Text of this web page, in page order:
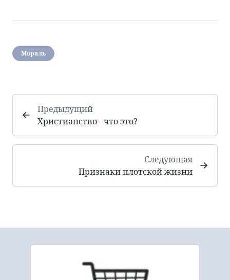
Мораль
Предыдущий
Христианство - что это?
Следующая
Признаки плотской жизни